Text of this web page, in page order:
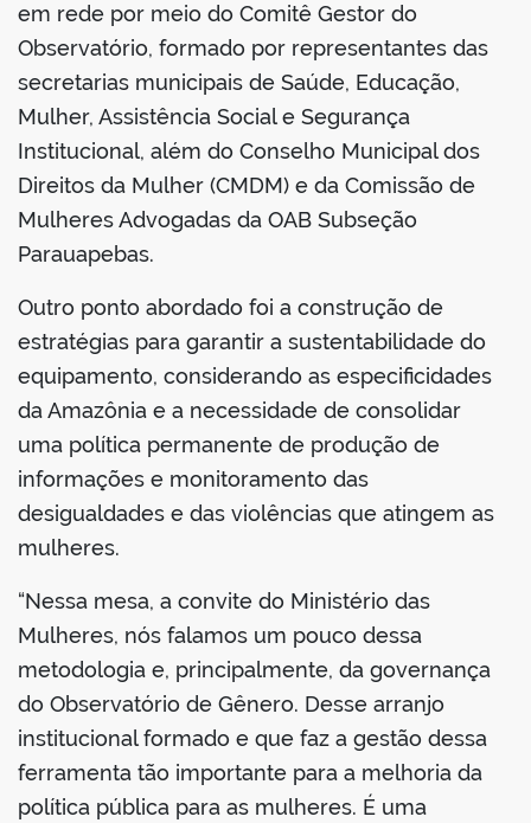
em rede por meio do Comitê Gestor do
Observatório, formado por representantes das
secretarias municipais de Saúde, Educação,
Mulher, Assistência Social e Segurança
Institucional, além do Conselho Municipal dos
Direitos da Mulher (CMDM) e da Comissão de
Mulheres Advogadas da OAB Subseção
Parauapebas.
Outro ponto abordado foi a construção de
estratégias para garantir a sustentabilidade do
equipamento, considerando as especificidades
da Amazônia e a necessidade de consolidar
uma política permanente de produção de
informações e monitoramento das
desigualdades e das violências que atingem as
mulheres.
“Nessa mesa, a convite do Ministério das
Mulheres, nós falamos um pouco dessa
metodologia e, principalmente, da governança
do Observatório de Gênero. Desse arranjo
institucional formado e que faz a gestão dessa
ferramenta tão importante para a melhoria da
política pública para as mulheres. É uma